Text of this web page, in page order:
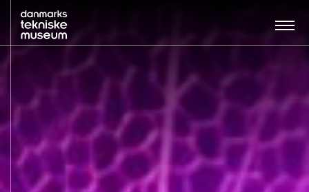
UDSTILLINGER
UNDERVISNING
OM MUSEET